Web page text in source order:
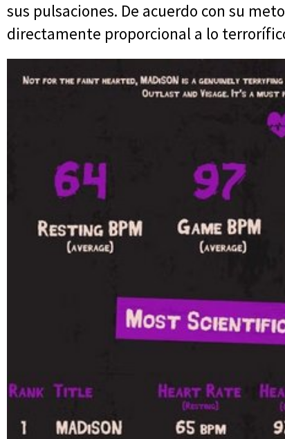
sus pulsaciones. De acuerdo con su
directamente proporcional a lo